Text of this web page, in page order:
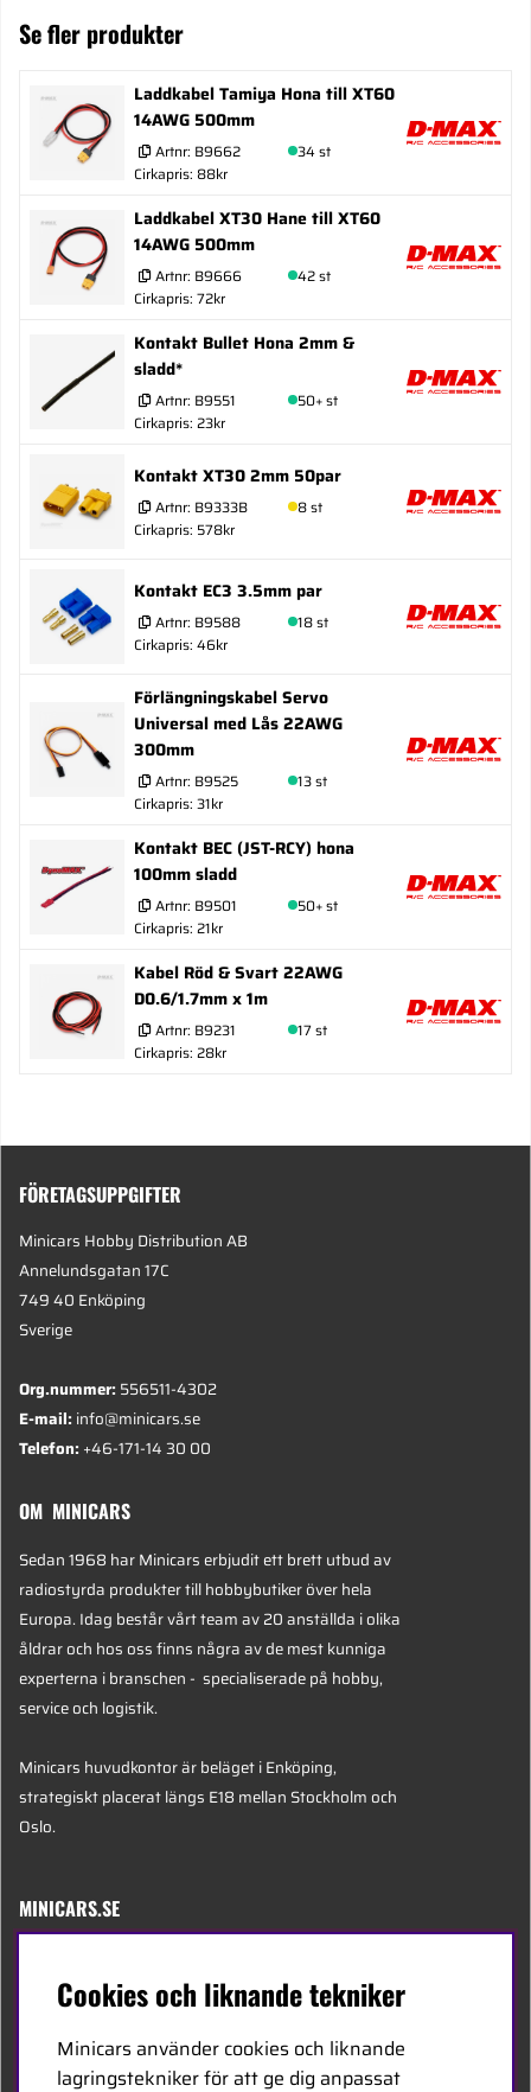
Se fler produkter
Laddkabel Tamiya Hona till XT60
14AWG 500mm
Artnr: B9662
34 st
Cirkapris: 88kr
Laddkabel XT30 Hane till XT60
14AWG 500mm
Artnr: B9666
42 st
Cirkapris: 72kr
Kontakt Bullet Hona 2mm &
sladd*
Artnr: B9551
50+ st
Cirkapris: 23kr
Kontakt XT30 2mm 50par
Artnr: B9333B
8 st
Cirkapris: 578kr
Kontakt EC3 3.5mm par
Artnr: B9588
18 st
Cirkapris: 46kr
Förlängningskabel Servo
Universal med Lås 22AWG
300mm
Artnr: B9525
13 st
Cirkapris: 31kr
Kontakt BEC (JST-RCY) hona
100mm sladd
Artnr: B9501
50+ st
Cirkapris: 21kr
Kabel Röd & Svart 22AWG
D0.6/1.7mm x 1m
Artnr: B9231
17 st
Cirkapris: 28kr
FÖRETAGSUPPGIFTER
Minicars Hobby Distribution AB
Annelundsgatan 17C
749 40 Enköping
Sverige
Org.nummer:556511-4302
E-mail:info@minicars.se
Telefon:+46-171-14 30 00
OM MINICARS
Sedan 1968 har Minicars erbjudit ett brett utbud av
radiostyrda produkter till hobbybutiker över hela
Europa. Idag består vårt team av 20 anställda i olika
åldrar och hos oss finns några av de mest kunniga
experterna i branschen - specialiserade på hobby,
service och logistik.
Minicars huvudkontor är beläget i Enköping,
strategiskt placerat längs E18 mellan Stockholm och
Oslo.
MINICARS.SE
Bli återförsäljare
Cookies och liknande tekniker
Minicars använder cookies och liknande
lagringstekniker för att ge dig anpassat